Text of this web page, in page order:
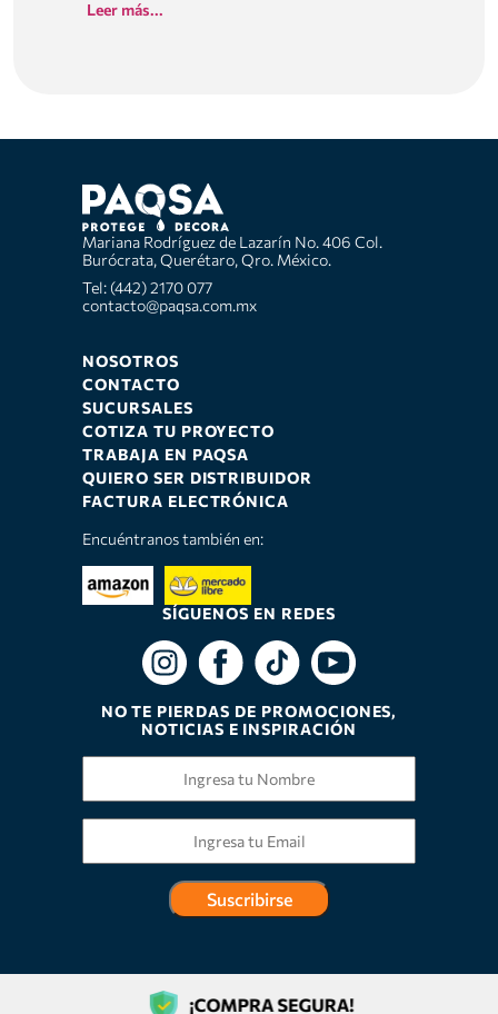
Leer más...
Mariana Rodríguez de Lazarín No. 406 Col.
Burócrata, Querétaro, Qro. México.
Tel: (442) 2170 077
contacto@paqsa.com.mx
NOSOTROS
CONTACTO
SUCURSALES
COTIZA TU PROYECTO
TRABAJA EN PAQSA
QUIERO SER DISTRIBUIDOR
FACTURA ELECTRÓNICA
Encuéntranos también en:
SÍGUENOS EN REDES
NO TE PIERDAS DE PROMOCIONES,
NOTICIAS E INSPIRACIÓN
Suscribirse